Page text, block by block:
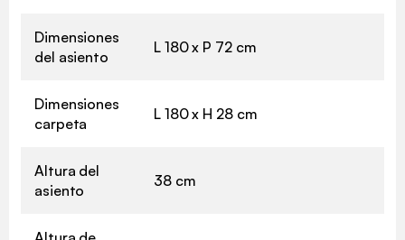
Dimensiones
del asiento
L 180 x P 72 cm
Dimensiones
carpeta
L 180 x H 28 cm
Altura del
asiento
38 cm